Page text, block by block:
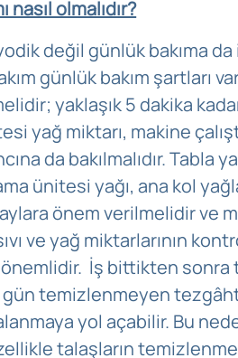
olmalıdır?
değil günlük bakıma
günlük bakım şartları
yaklaşık 5 dakika
yağ miktarı, makine
da bakılmalıdır. Tabla
ünitesi yağı, ana kol
önem verilmelidir ve
ve yağ miktarlarının
İş bittikten sonra
temizlenmeyen
yol açabilir. Bu
talaşların